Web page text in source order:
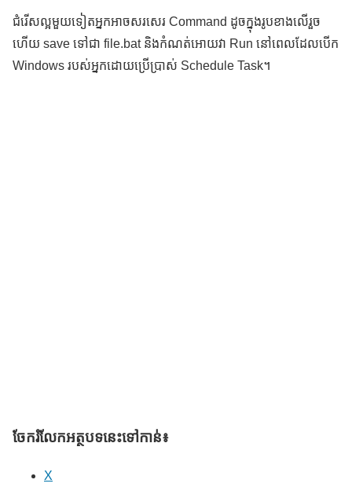
ជំរើសល្អមួយទៀតអ្នកអាចសរសេរ Command ដូចក្នុងរូបខាងលើរួច
ហើយ save ទៅជា file.bat និងកំណត់អោយវា Run នៅពេលដែលបើក
Windows របស់អ្នកដោយប្រើប្រាស់ Schedule Task។
ចែករំលែក​អត្ថបទនេះទៅកាន់៖
X